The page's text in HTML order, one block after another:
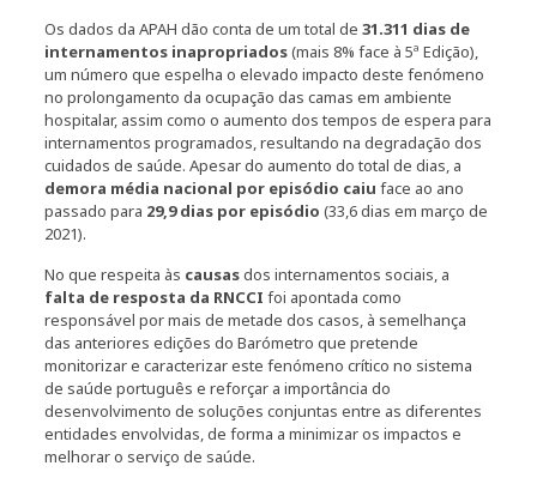
Os dados da APAH dão conta de um total de 31.311 dias de
internamentos inapropriados(mais 8% face à 5ª Edição),
um número que espelha o elevado impacto deste fenómeno
no prolongamento da ocupação das camas em ambiente
hospitalar, assim como o aumento dos tempos de espera para
internamentos programados, resultando na degradação dos
cuidados de saúde. Apesar do aumento do total de dias, a
demora média nacional por episódio caiu face ao ano
passado para 29,9 dias por episódio (33,6 dias em março de
2021).
No que respeita às causasdos internamentos sociais, a
falta de resposta da RNCCI foi apontada como
responsável por mais de metade dos casos, à semelhança
das anteriores edições do Barómetro que pretende
monitorizar e caracterizar este fenómeno crítico no sistema
de saúde português e reforçar a importância do
desenvolvimento de soluções conjuntas entre as diferentes
entidades envolvidas, de forma a minimizar os impactos e
melhorar o serviço de saúde.